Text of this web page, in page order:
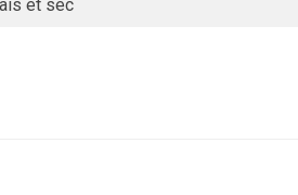
et sec